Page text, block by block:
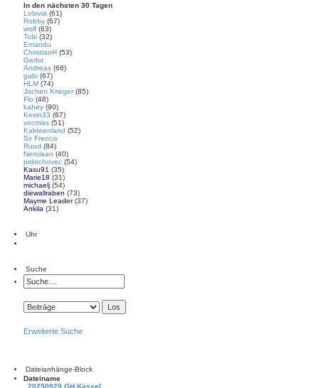
In den nächsten 30 Tagen
Lobivia (61)
Robby (67)
wolf (63)
Tobi (32)
Emandu
ChristianH (53)
Gerlot
Andreas (68)
gabi (67)
HLM (74)
Jochen Krieger (85)
Flo (48)
kahey (90)
Kevin33 (67)
vocmiss (51)
Kakteenland (52)
Sir Frencis
Ruud (84)
Nerolaan (40)
prdochovec (54)
Kasu91 (35)
Marie18 (31)
michaelj (54)
diewallraben (73)
Mayme Leader (37)
Ankila (31)
Uhr
Suche
Erweiterte Suche
Dateianhänge-Block
Dateiname
20250929 GH Kassel